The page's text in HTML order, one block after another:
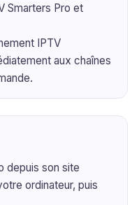
Smarters Pro et
IPTV
aux chaînes
depuis son site
ordinateur, puis